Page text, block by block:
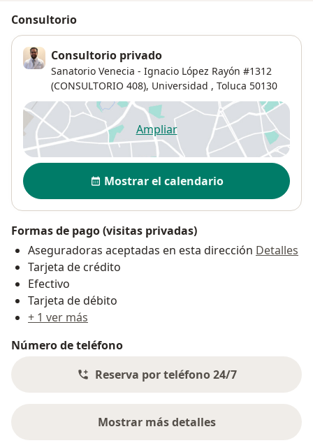
Consultorio
Consultorio privado
Sanatorio Venecia - Ignacio López Rayón #1312
(CONSULTORIO 408), Universidad , Toluca 50130
Ampliarse abre en una nueva
Disponibilidad
Mostrar el calendario
Formas de pago (visitas privadas)
Aseguradoras aceptadas en esta dirección Detalles
Tarjeta de crédito
Efectivo
Tarjeta de débito
+ 1 ver más
Número de teléfono
Reserva por teléfono 24/7
Mostrar más detalles
sobre la dirección